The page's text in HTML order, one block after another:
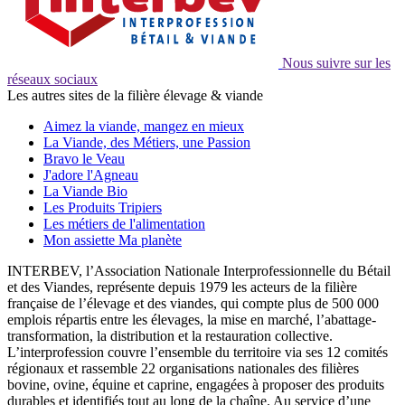
Nous suivre sur les
réseaux sociaux
Les autres sites de la filière élevage & viande
Aimez la viande, mangez en mieux
La Viande, des Métiers, une Passion
Bravo le Veau
J'adore l'Agneau
La Viande Bio
Les Produits Tripiers
Les métiers de l'alimentation
Mon assiette Ma planète
INTERBEV, l’Association Nationale Interprofessionnelle du Bétail
et des Viandes, représente depuis 1979 les acteurs de la filière
française de l’élevage et des viandes, qui compte plus de 500 000
emplois répartis entre les élevages, la mise en marché, l’abattage-
transformation, la distribution et la restauration collective.
L’interprofession couvre l’ensemble du territoire via ses 12 comités
régionaux et rassemble 22 organisations nationales des filières
bovine, ovine, équine et caprine, engagées à proposer des produits
durables et identifiés tout au long de la chaîne. Au service d’une